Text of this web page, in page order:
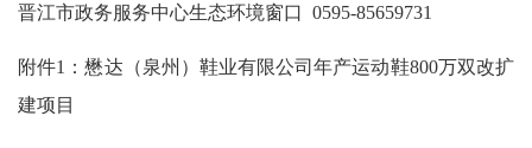
晋江市政务服务中心生态环境窗口 0595-85659731
附件1 ：懋达（泉州）鞋业有限公司年产运动鞋800万双改扩
建项目